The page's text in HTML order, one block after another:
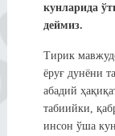
кунларида
деймиз.
Тирик
ёруғ дунёни
абадий
табиийки,
инсон ўша